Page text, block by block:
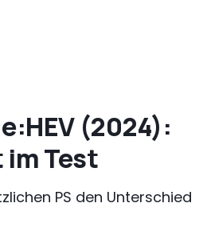
(2024):
im Test
PS den Unterschied